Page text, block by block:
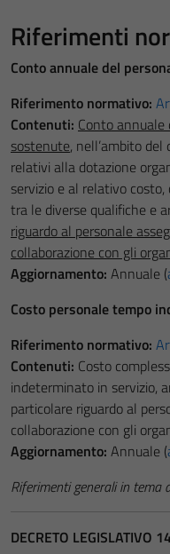
Riferimenti
Conto annuale del
Riferimento normativo:
Contenuti: Conto annuale
sostenute, nell’ambito
relativi alla dotazione
servizio e al relativo
tra le diverse qualifiche e
riguardo al personale
collaborazione con gli
Aggiornamento: Annuale (
Costo personale tempo
Riferimento normativo:
Contenuti: Costo
indeterminato in servizio,
particolare riguardo al
collaborazione con gli
Aggiornamento: Annuale (
Riferimenti generali in tema
DECRETO LEGISLATIVO